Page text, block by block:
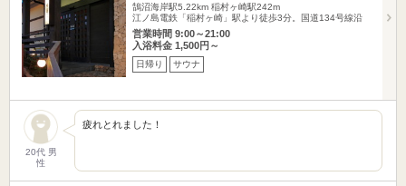
鵠沼海岸駅5.22km 稲村ヶ崎駅242m
江ノ島電鉄「稲村ヶ崎」駅より徒歩3分。国道134号線沿
営業時間 9:00～21:00
入浴料金 1,500円～
日帰り サウナ
20代 男
性
疲れとれました！